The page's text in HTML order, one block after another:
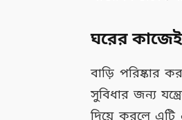
ঘরের
বাড়ি পরিষ্কার
সুবিধার জন্য